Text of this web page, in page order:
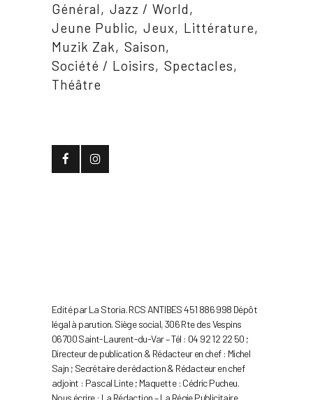
Général
Jazz / World
Jeune Public Jeux
Littérature
Muzik Zak
Saison
Société / Loisirs
Spectacles
Théâtre
Edité par La Storia. RCS ANTIBES 451 886 998 Dépôt
légal à parution. Siège social, 306 Rte des Vespins
06700 Saint-Laurent-du-Var – Tél : 04 92 12 22 50 ;
Directeur de publication & Rédacteur en chef : Michel
Sajn ; Secrétaire de rédaction & Rédacteur en chef
adjoint : Pascal Linte ; Maquette : Cédric Pucheu.